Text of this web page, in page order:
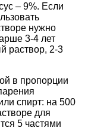
– 9%. Если
нужно
3-4 лет
раствор, 2-3
в пропорции
спирт: на 500
для
5 частями